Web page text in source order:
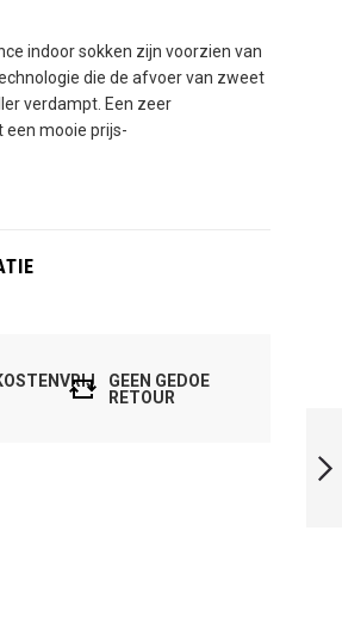
indoor sokken zijn voorzien van
die de afvoer van zweet
verdampt. Een zeer
mooie prijs-
GEEN GEDOE
RETOUR